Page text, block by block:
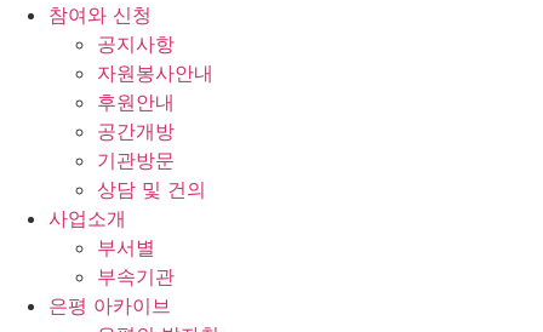
참여와 신청
공지사항
자원봉사안내
후원안내
공간개방
기관방문
상담 및 건의
사업소개
부서별
부속기관
은평 아카이브